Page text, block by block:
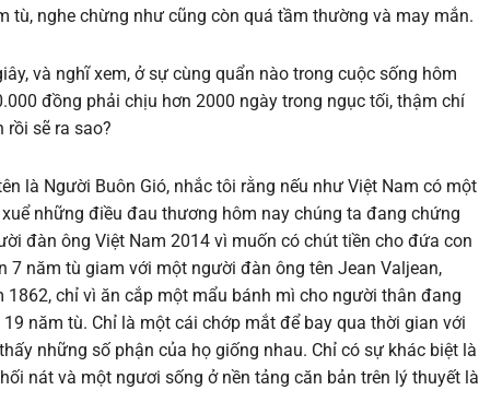
tù, nghe chừng như cũng còn quá tầm thường và may mắn.
và nghĩ xem, ở sự cùng quẩn nào trong cuộc sống hôm
đồng phải chịu hơn 2000 ngày trong ngục tối, thậm chí
rồi sẽ ra sao?
là Người Buôn Gió, nhắc tôi rằng nếu như Việt Nam có một
những điều đau thương hôm nay chúng ta đang chứng
đàn ông Việt Nam 2014 vì muốn có chút tiền cho đứa con
7 năm tù giam với một người đàn ông tên Jean Valjean,
chỉ vì ăn cắp một mẩu bánh mì cho người thân đang
năm tù. Chỉ là một cái chớp mắt để bay qua thời gian với
những số phận của họ giống nhau. Chỉ có sự khác biệt là
nát và một ngươi sống ở nền tảng căn bản trên lý thuyết là